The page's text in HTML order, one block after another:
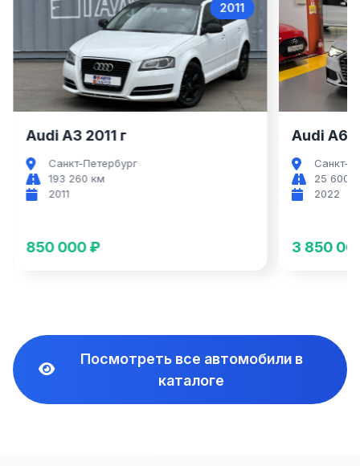
Audi A3
2011
Audi A3 2011 г
Санкт-Петербург
193 260 км
2011
850 000 ₽
Audi A6
Санкт-
25 600
2022
3 850
Посмотреть все автомобили в
каталоге